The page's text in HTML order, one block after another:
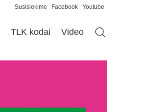
Susisiekime Facebook Youtube
TLK kodai Video